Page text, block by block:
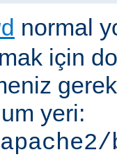
normal
için
yeri: